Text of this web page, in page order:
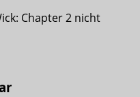
Chapter 2 nicht